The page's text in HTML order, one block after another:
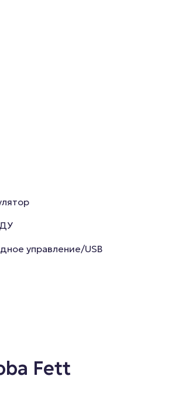
управление/USB
Fett